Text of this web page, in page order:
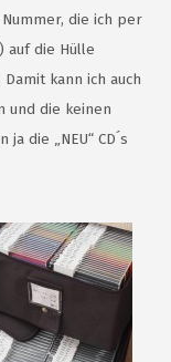
die ich per
auf die Hülle
kann ich auch
und die keinen
die „NEU“ CD´s